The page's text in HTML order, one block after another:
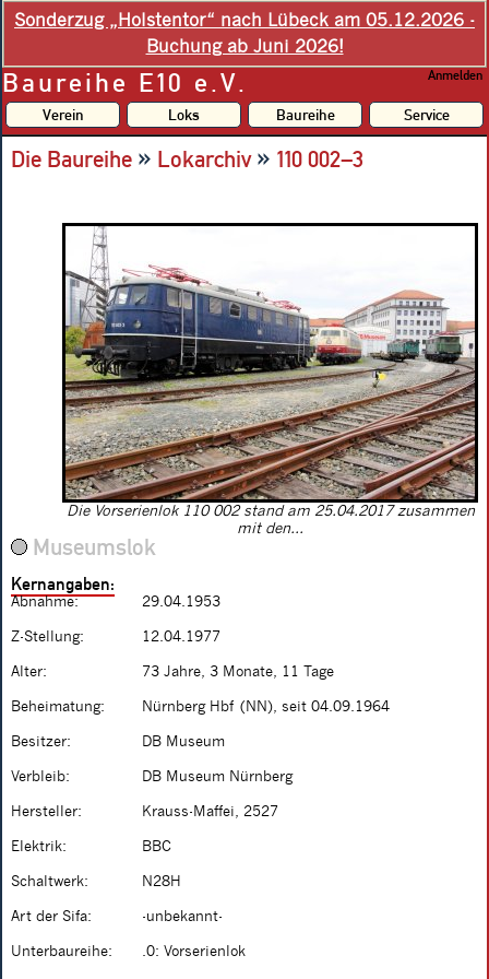
Sonderzug „Holstentor“ nach Lübeck am 05.12.2026 -
Buchung ab Juni 2026!
Baureihe E10 e.V. Anmelden
Verein Loks Baureihe Service
Die Baureihe » Lokarchiv» 110 002–3
Die Vorserienlok 110 002 stand am 25.04.2017 zusammen
mit den...
Museumslok
Kernangaben:
Abnahme: 29.04.1953
Z-Stellung: 12.04.1977
Alter: 73 Jahre, 3 Monate, 11 Tage
Beheimatung: Nürnberg Hbf (NN), seit 04.09.1964
Besitzer: DB Museum
Verbleib: DB Museum Nürnberg
Hersteller: Krauss-Maffei, 2527
Elektrik: BBC
Schaltwerk: N28H
Art der Sifa: -unbekannt-
Unterbaureihe: .0: Vorserienlok